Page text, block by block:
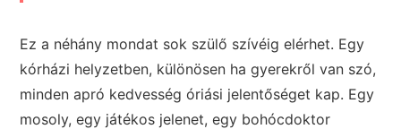
Ez a néhány mondat sok szülő szívéig elérhet. Egy
kórházi helyzetben, különösen ha gyerekről van szó,
minden apró kedvesség óriási jelentőséget kap. Egy
mosoly, egy játékos jelenet, egy bohócdoktor